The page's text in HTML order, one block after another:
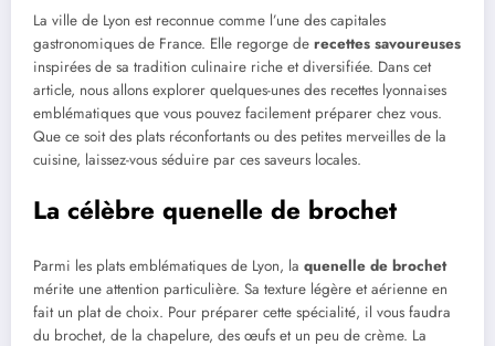
La ville de Lyon est reconnue comme l’une des capitales
gastronomiques de France. Elle regorge de recettes savoureuses
inspirées de sa tradition culinaire riche et diversifiée. Dans cet
article, nous allons explorer quelques-unes des recettes lyonnaises
emblématiques que vous pouvez facilement préparer chez vous.
Que ce soit des plats réconfortants ou des petites merveilles de la
cuisine, laissez-vous séduire par ces saveurs locales.
La célèbre quenelle de brochet
Parmi les plats emblématiques de Lyon, la quenelle de brochet
mérite une attention particulière. Sa texture légère et aérienne en
fait un plat de choix. Pour préparer cette spécialité, il vous faudra
du brochet, de la chapelure, des œufs et un peu de crème. La